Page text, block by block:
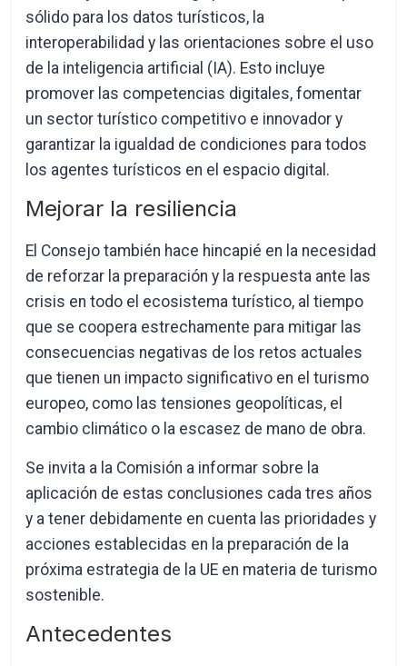
sólido para los datos turísticos, la
interoperabilidad y las orientaciones sobre el uso
de la inteligencia artificial (IA). Esto incluye
promover las competencias digitales, fomentar
un sector turístico competitivo e innovador y
garantizar la igualdad de condiciones para todos
los agentes turísticos en el espacio digital.
Mejorar la resiliencia
El Consejo también hace hincapié en la necesidad
de reforzar la preparación y la respuesta ante las
crisis en todo el ecosistema turístico, al tiempo
que se coopera estrechamente para mitigar las
consecuencias negativas de los retos actuales
que tienen un impacto significativo en el turismo
europeo, como las tensiones geopolíticas, el
cambio climático o la escasez de mano de obra.
Se invita a la Comisión a informar sobre la
aplicación de estas conclusiones cada tres años
y a tener debidamente en cuenta las prioridades y
acciones establecidas en la preparación de la
próxima estrategia de la UE en materia de turismo
sostenible.
Antecedentes